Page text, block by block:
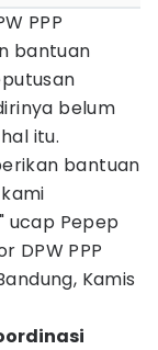
PPP
bantuan
belum
itu.
bantuan
ucap Pepep
DPW PPP
Kamis